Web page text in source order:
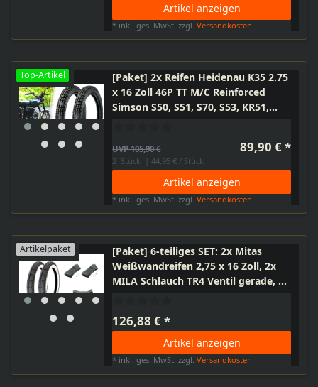
Artikel anzeigen
* inkl. ges. MwSt. zzgl.Versandkosten
Top-Artikel
[Paket] 2x Reifen Heidenau K35 2.75
x 16 Zoll 46P TT M/C Reinforced
Simson S50, S51, S70, S53, KR51,
UVP 105,90 € 89,90 € *
2 Stück | 44,95 € / Stück
Artikel anzeigen
* inkl. ges. MwSt. zzgl.Versandkosten
Artikelpaket
[Paket] 6-teiliges SET: 2x Mitas
Weißwandreifen 2,75 x 16 Zoll, 2x
MILA Schlauch TR4 Ventil gerade, 2x
126,88 € *
Artikel anzeigen
* inkl. ges. MwSt. zzgl.Versandkosten